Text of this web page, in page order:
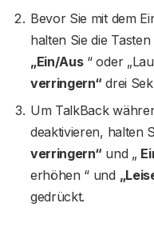
Bevor Sie mit dem
halten Sie die Tasten
„Ein/Aus“ oder
verringern“ drei
Um TalkBack
deaktivieren, halten
verringern“ und „
erhöhen “ und
gedrückt.